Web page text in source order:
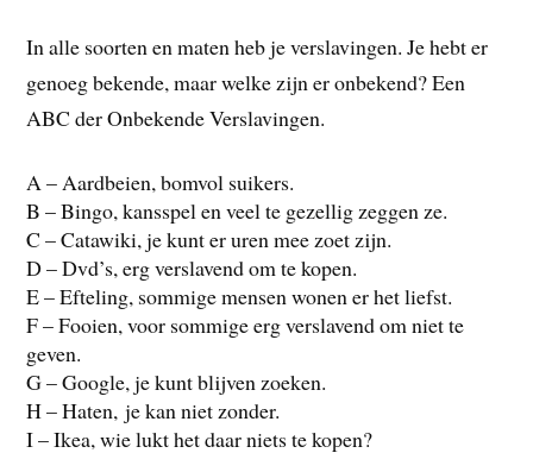
In alle soorten en maten heb je verslavingen. Je hebt er
genoeg bekende, maar welke zijn er onbekend? Een
ABC der Onbekende Verslavingen.
A – Aardbeien, bomvol suikers.
B – Bingo, kansspel en veel te gezellig zeggen ze.
C – Catawiki, je kunt er uren mee zoet zijn.
D – Dvd’s, erg verslavend om te kopen.
E – Efteling, sommige mensen wonen er het liefst.
F – Fooien, voor sommige erg verslavend om niet te
geven.
G – Google, je kunt blijven zoeken.
H – Haten, je kan niet zonder.
I – Ikea, wie lukt het daar niets te kopen?